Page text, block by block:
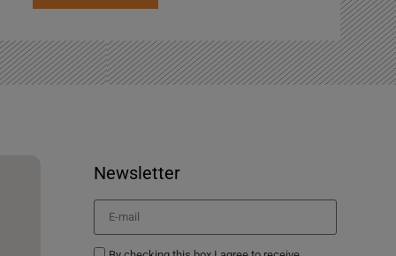
Newsletter